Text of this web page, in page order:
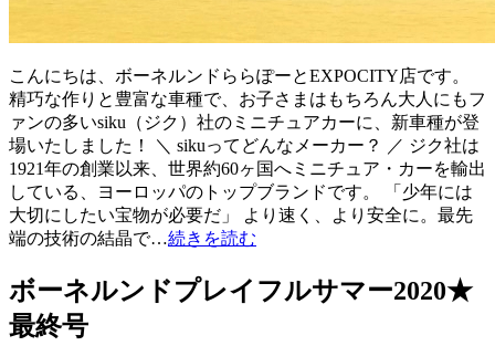
こんにちは、ボーネルンドららぽーとEXPOCITY店です。
精巧な作りと豊富な車種で、お子さまはもちろん大人にもフ
ァンの多いsiku（ジク）社のミニチュアカーに、新車種が登
場いたしました！ ＼ sikuってどんなメーカー？ ／ ジク社は
1921年の創業以来、世界約60ヶ国へミニチュア・カーを輸出
している、ヨーロッパのトップブランドです。 「少年には
大切にしたい宝物が必要だ」 より速く、より安全に。最先
端の技術の結晶で…続きを読む
ボーネルンドプレイフルサマー2020★
最終号